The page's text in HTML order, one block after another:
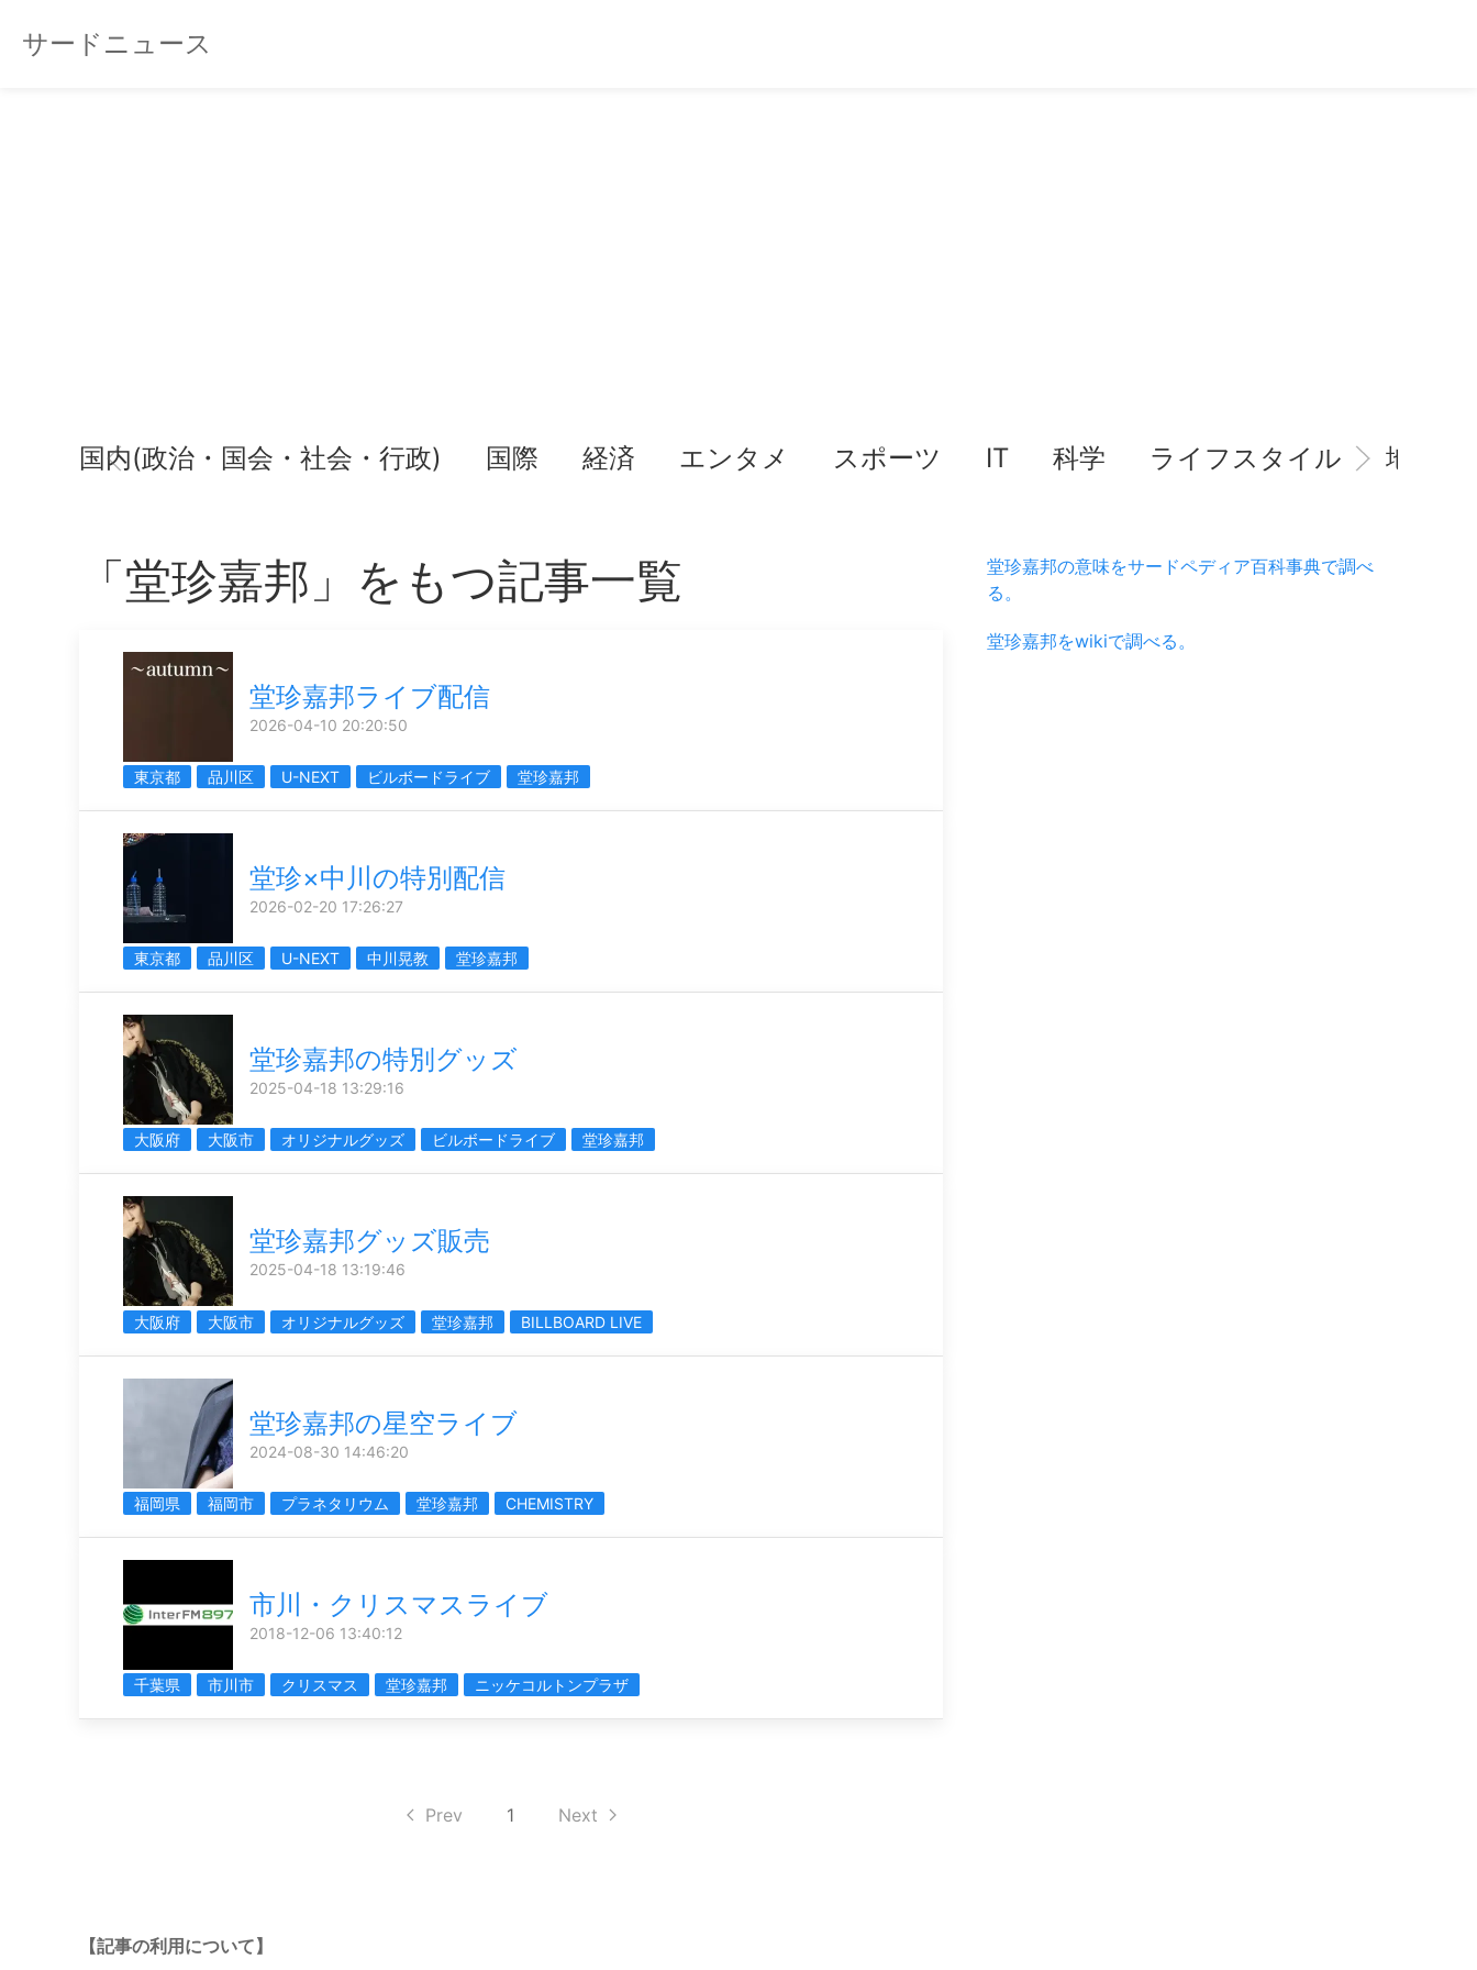
サードニュース
国内(政治・国会・社会・行政) 国際 経済 エンタメ スポーツ IT 科学 ライフスタイル 地域情
「堂珍嘉邦」をもつ記事一覧
堂珍嘉邦ライブ配信
2026-04-10 20:20:50
東京都 品川区 U-NEXT ビルボードライブ 堂珍嘉邦
堂珍×中川の特別配信
2026-02-20 17:26:27
東京都 品川区 U-NEXT 中川晃教 堂珍嘉邦
堂珍嘉邦の特別グッズ
2025-04-18 13:29:16
大阪府 大阪市 オリジナルグッズ ビルボードライブ 堂珍嘉邦
堂珍嘉邦グッズ販売
2025-04-18 13:19:46
大阪府 大阪市 オリジナルグッズ 堂珍嘉邦 BILLBOARD LIVE
堂珍嘉邦の星空ライブ
2024-08-30 14:46:20
福岡県 福岡市 プラネタリウム 堂珍嘉邦 CHEMISTRY
市川・クリスマスライブ
2018-12-06 13:40:12
千葉県 市川市 クリスマス 堂珍嘉邦 ニッケコルトンプラザ
Prev 1 Next
堂珍嘉邦の意味をサードペディア百科事典で調べ
る。
堂珍嘉邦をwikiで調べる。
【記事の利用について】